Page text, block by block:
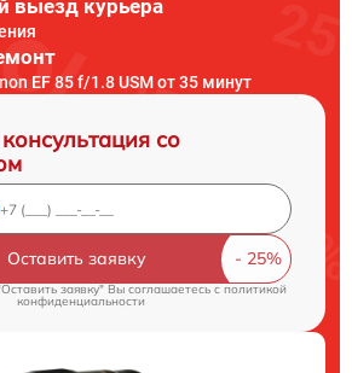
выезд курьера
EF 85 f/1.8 USM от 35 минут
со
Оставить заявку
заявку" Вы соглашаетесь cполитикой
конфиденциальности